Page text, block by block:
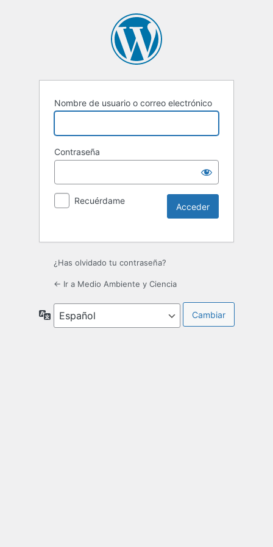
Nombre de usuario o correo electrónico
Contraseña
Recuérdame
¿Has olvidado tu contraseña?
← Ir a Medio Ambiente y Ciencia
Idioma